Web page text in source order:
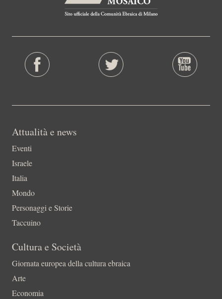
Attualità e news
Eventi
Israele
Italia
Mondo
Personaggi e Storie
Taccuino
Cultura e Società
Giornata europea della cultura ebraica
Arte
Economia